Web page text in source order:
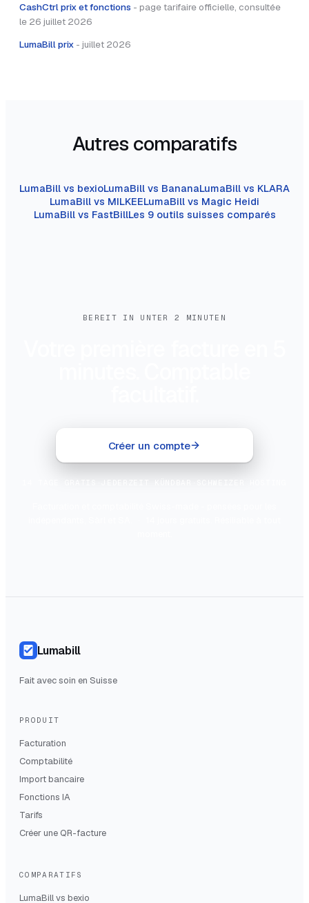
CashCtrl prix et fonctions - page tarifaire officielle, consultée
le 26 juillet 2026
LumaBill prix - juillet 2026
Autres comparatifs
LumaBill vs bexioLumaBill vs BananaLumaBill vs KLARA
LumaBill vs MILKEELumaBill vs Magic Heidi
LumaBill vs FastBillLes 9 outils suisses comparés
BEREIT IN UNTER 2 MINUTEN
Créer un compte
Lumabill
Fait avec soin en Suisse
PRODUIT
Facturation
Comptabilité
Import bancaire
Fonctions IA
Tarifs
Créer une QR-facture
COMPARATIFS
LumaBill vs bexio